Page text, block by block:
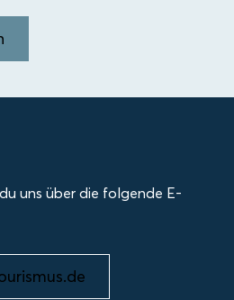
uns über die folgende E-